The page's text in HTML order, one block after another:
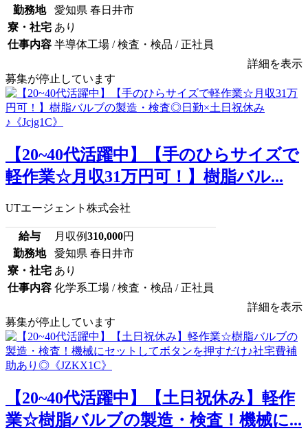
勤務地
愛知県 春日井市
寮・社宅 あり
仕事内容 半導体工場 / 検査・検品 / 正社員
詳細を表示
募集が停止しています
【20~40代活躍中】【手のひらサイズで
軽作業☆月収31万円可！】樹脂バル...
UTエージェント株式会社
給与 月収例310,000円
勤務地
愛知県 春日井市
寮・社宅 あり
仕事内容 化学系工場 / 検査・検品 / 正社員
詳細を表示
募集が停止しています
【20~40代活躍中】【土日祝休み】軽作
業☆樹脂バルブの製造・検査！機械に...